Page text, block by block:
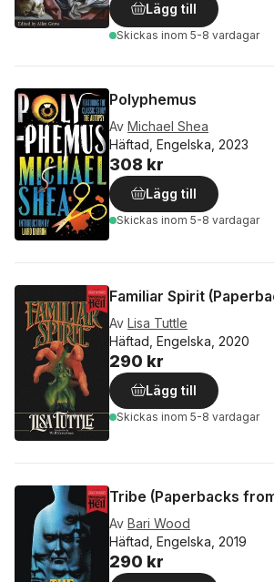
Lägg till
Skickas inom 5-8 vardagar
Polyphemus
Av Michael Shea
Häftad, Engelska, 2023
308 kr
Lägg till
Skickas inom 5-8 vardagar
Familiar Spirit
Av Lisa Tuttle
Häftad, Engelska, 2020
290 kr
Lägg till
Skickas inom 5-8 vardagar
Tribe (Paperbacks
Av Bari Wood
Häftad, Engelska, 2019
290 kr